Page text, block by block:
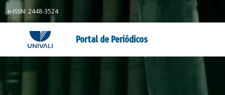
e-ISSN: 2448-3524
Portal de Periódicos